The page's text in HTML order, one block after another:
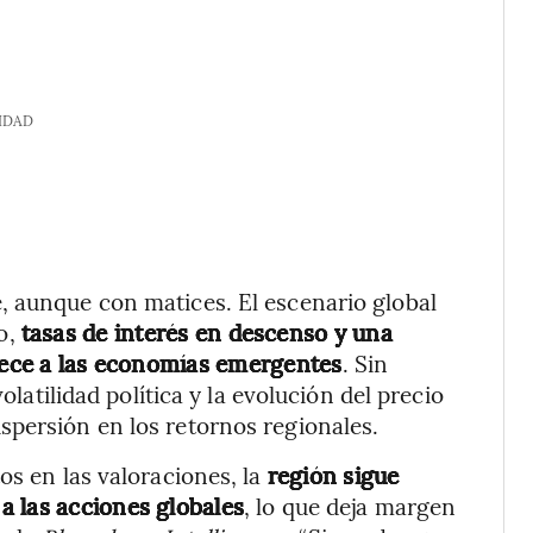
aunque con matices. El escenario global
tasas de interés en descenso y una
a las economías emergentes. Sin
política y la evolución del precio
en los retornos regionales.
en las valoraciones, la región sigue
las acciones globales, lo que deja margen